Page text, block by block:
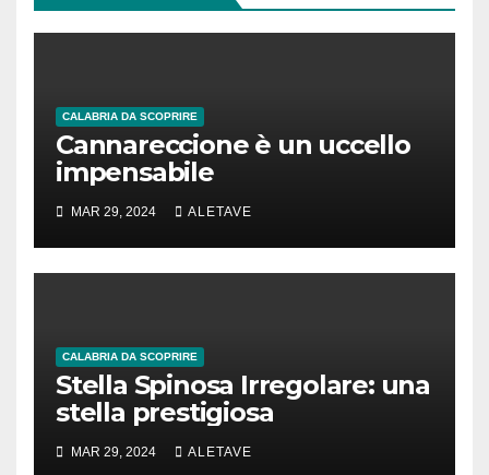
CALABRIA DA SCOPRIRE
Cannareccione è un uccello
impensabile
MAR 29, 2024 ALETAVE
CALABRIA DA SCOPRIRE
Stella Spinosa Irregolare: una
stella prestigiosa
MAR 29, 2024 ALETAVE